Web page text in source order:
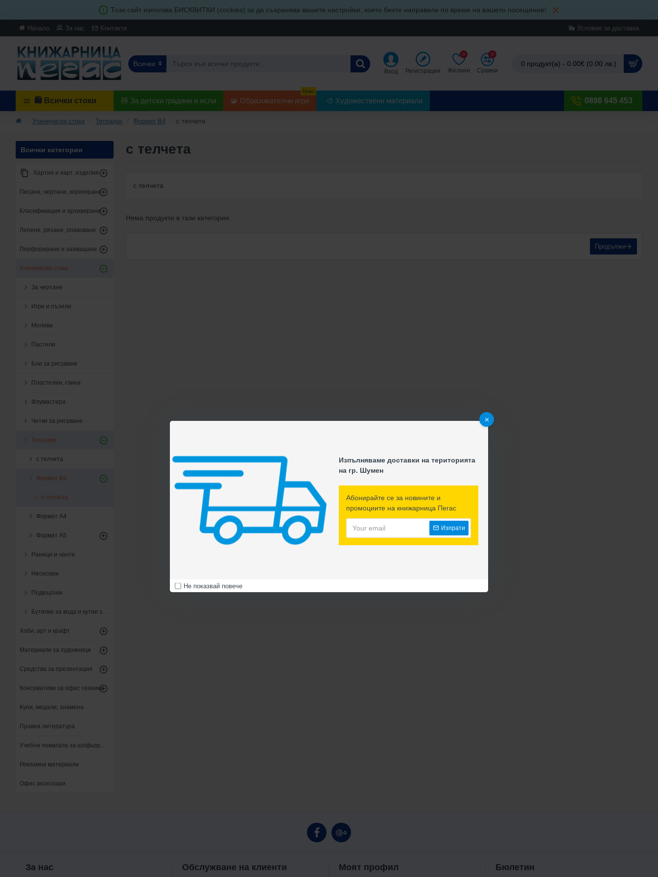
Изпълняваме доставки на територията
на гр. Шумен
Абонирайте се за новините и
промоциите на книжарница Пегас
Изпрати
Не показвай повече
Този сайт използва БИСКВИТКИ (cookies) за да съхранява вашите настройки, които бихте направили по време на вашето посещение!
Начало За нас Контакти Условия за доставка
Всички
Вход Регистрация Желани
0
Сравни
0
0 продукт(а) - 0.00€ (0.00 лв.)
🛍️ Всички стоки 🧸 За детски градини и ясли 🧩 Образователни игри
Ново
🎨 Художествени материали 0898 645 453
Ученически стоки Тетрадки Формат B4 с телчета
Всички категории
Хартия и харт. изделия
Писане, чертане, коригиране
Класификация и архивиране
Лепене, рязане, опаковане
Перфориране и захващане
Ученически стоки
За чертане
Игри и пъзели
Моливи
Пастели
Бои за рисуване
Пластелин, глина
Флумастери
Четки за рисуване
Тетрадки
с телчета
Формат B4
с телчета
Формат А4
Формат А5
Раници и чанти
Несесери
Подвързии
Бутилки за вода и кутии за храна
Хоби, арт и крафт
Материали за художници
Средства за презентация
Консумативи за офис техника
Купи, медали, знамена
Правна литература
Учебни помагала за шофьори и кандидат - шофьори
Рекламни материали
Офис аксесоари
с телчета
с телчета
Няма продукти в тази категория.
Продължи
За нас Обслужване на клиенти Моят профил Бюлетин